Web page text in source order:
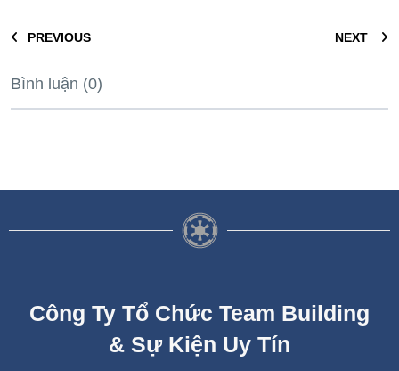
PREVIOUS NEXT
Bình luận (0)
Công Ty Tổ Chức Team Building
& Sự Kiện Uy Tín